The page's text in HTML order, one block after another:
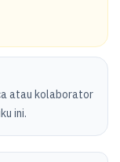
atau kolaborator
ini.